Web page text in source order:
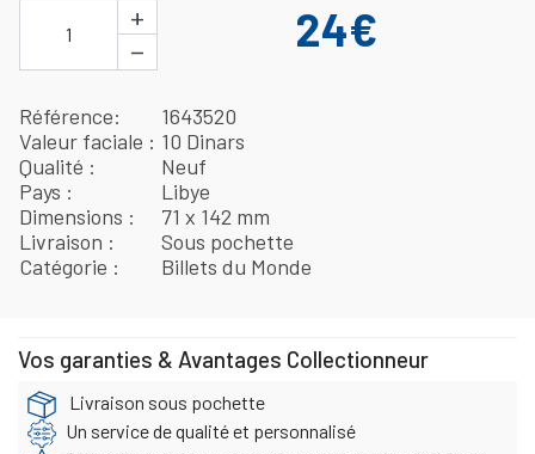
1
+
−
24€
Référence
1643520
Valeur faciale
10 Dinars
Qualité
Neuf
Pays
Libye
Dimensions
71 x 142 mm
Livraison
Sous pochette
Catégorie
Billets du Monde
Vos garanties & Avantages Collectionneur
Livraison sous pochette
Un service de qualité et personnalisé